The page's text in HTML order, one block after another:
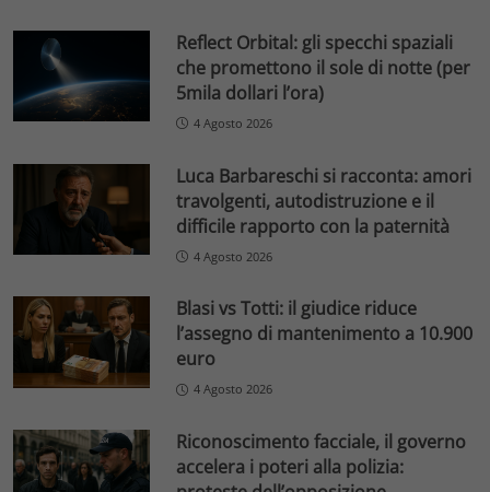
Reflect Orbital: gli specchi spaziali
che promettono il sole di notte (per
5mila dollari l’ora)
4 Agosto 2026
Luca Barbareschi si racconta: amori
travolgenti, autodistruzione e il
difficile rapporto con la paternità
4 Agosto 2026
Blasi vs Totti: il giudice riduce
l’assegno di mantenimento a 10.900
euro
4 Agosto 2026
Riconoscimento facciale, il governo
accelera i poteri alla polizia: